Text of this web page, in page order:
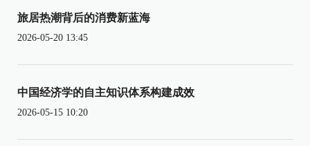
旅居热潮背后的消费新蓝海
2026-05-20 13:45
中国经济学的自主知识体系构建成效
2026-05-15 10:20